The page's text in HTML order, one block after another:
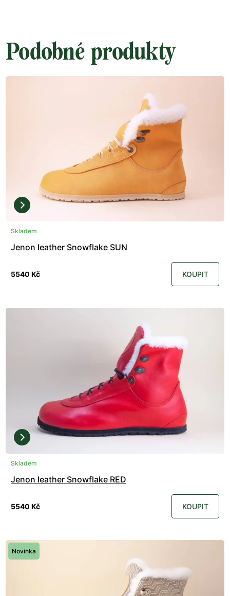
Podobné produkty
Skladem
Jenon leather Snowflake SUN
5540 Kč KOUPIT
Skladem
Jenon leather Snowflake RED
5540 Kč KOUPIT
Novinka